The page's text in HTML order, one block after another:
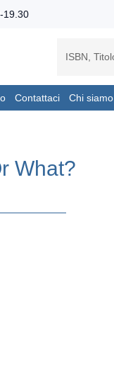
19.30
Contattaci Chi siamo
What?